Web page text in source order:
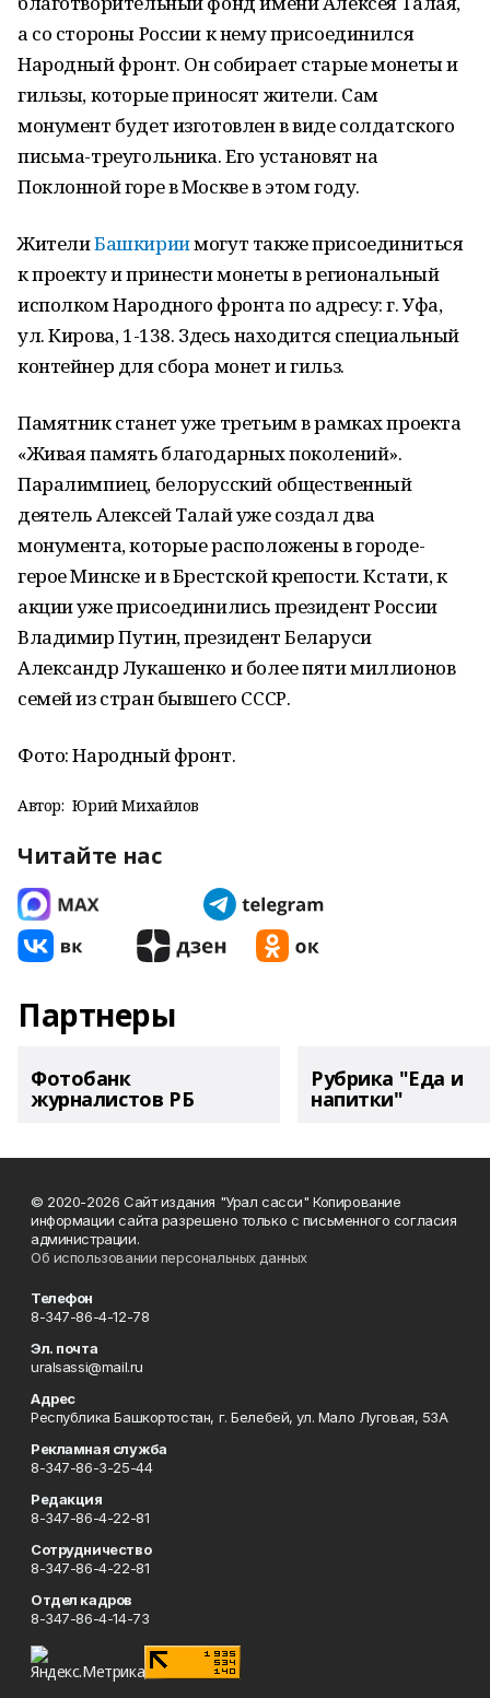
а со стороны России к нему присоединился
Народный фронт. Он собирает старые монеты и
гильзы, которые приносят жители. Сам
монумент будет изготовлен в виде солдатского
письма-треугольника. Его установят на
Поклонной горе в Москве в этом году.
ЖителиБашкириимогут также присоединиться
к проекту и принести монеты в региональный
исполком Народного фронта по адресу: г. Уфа,
ул. Кирова, 1-138. Здесь находится специальный
контейнер для сбора монет и гильз.
Памятник станет уже третьим в рамках проекта
«Живая память благодарных поколений».
Паралимпиец, белорусский общественный
деятель Алексей Талай уже создал два
монумента, которые расположены в городе-
герое Минске и в Брестской крепости. Кстати, к
акции уже присоединились президент России
Владимир Путин, президент Беларуси
Александр Лукашенко и более пяти миллионов
семей из стран бывшего СССР.
Фото: Народный фронт.
Автор: Юрий Михайлов
Читайте нас
Партнеры
Фотобанк
журналистов РБ
Рубрика "Еда и
напитки"
© 2020-2026 Сайт издания "Урал сасси" Копирование
информации сайта разрешено только с письменного согласия
администрации.
Об использовании персональных данных
Телефон
8-347-86-4-12-78
Эл. почта
uralsassi@mail.ru
Адрес
Республика Башкортостан, г. Белебей, ул. Мало Луговая, 53А
Рекламная служба
8-347-86-3-25-44
Редакция
8-347-86-4-22-81
Сотрудничество
8-347-86-4-22-81
Отдел кадров
8-347-86-4-14-73